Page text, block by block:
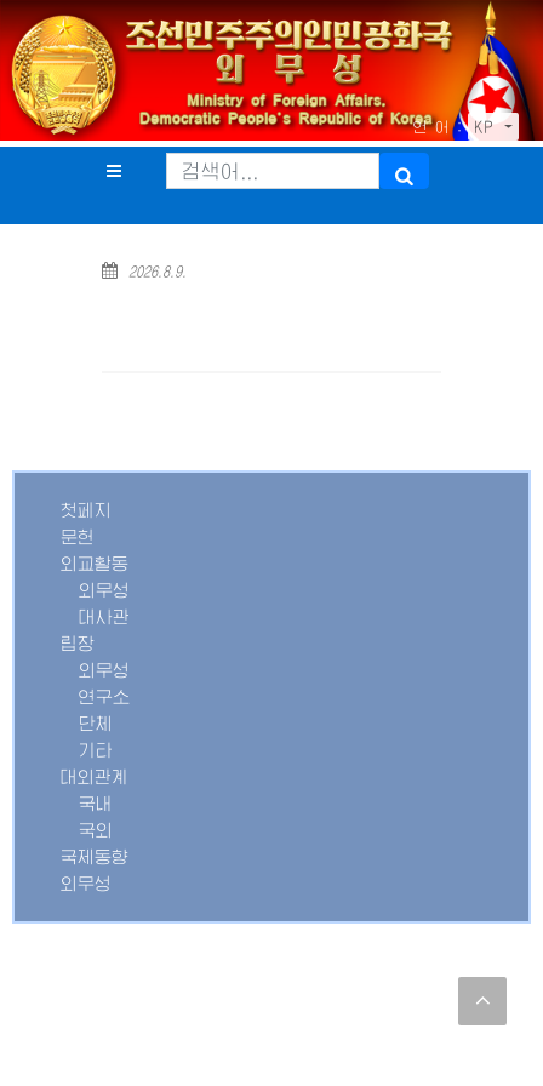
언 어 : KP
2026.8.9.
첫페지
문헌
외교활동
외무성
대사관
립장
외무성
연구소
단체
기타
대외관계
국내
국외
국제동향
외무성